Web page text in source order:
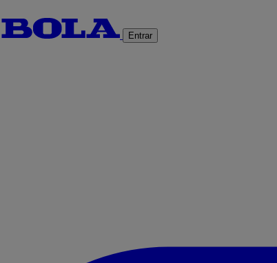
Entrar